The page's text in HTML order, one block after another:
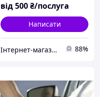
від500₴/послуга
Написати
Інтернет-магазин "САДКО" 88%